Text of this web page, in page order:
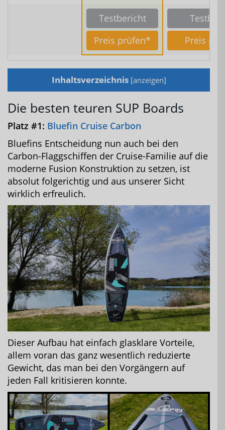
Testbericht
Preis prüfen*
Preis
Inhaltsverzeichnis [anzeigen]
Die besten teuren SUP Boards
Platz #1: Bluefin Cruise Carbon
Bluefins Entscheidung nun auch bei den
Carbon-Flaggschiffen der Cruise-Familie auf die
moderne Fusion Konstruktion zu setzen, ist
absolut folgerichtig und aus unserer Sicht
wirklich erfreulich.
Dieser Aufbau hat einfach glasklare Vorteile,
allem voran das ganz wesentlich reduzierte
Gewicht, das man bei den Vorgängern auf
jeden Fall kritisieren konnte.